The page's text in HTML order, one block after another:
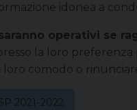
idonea a
operativi se
la loro
comodo o
2021-2022